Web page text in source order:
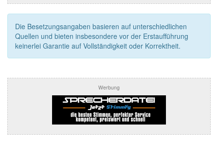
Die Besetzungsangaben basieren auf unterschiedlichen
Quellen und bieten insbesondere vor der Erstaufführung
keinerlei Garantie auf Vollständigkeit oder Korrektheit.
Werbung